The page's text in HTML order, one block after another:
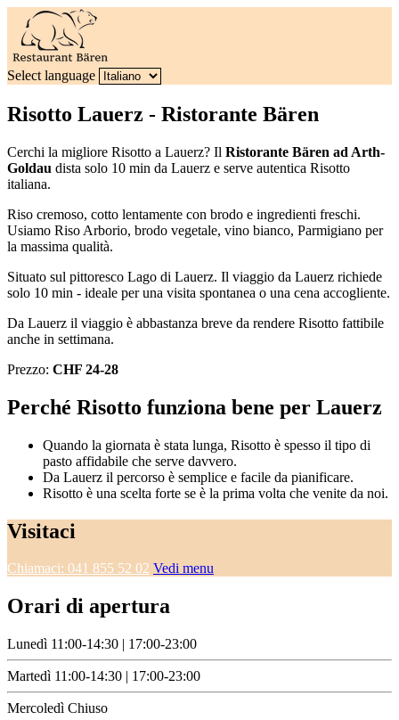
Select language
Risotto Lauerz - Ristorante Bären
Cerchi la migliore Risotto a Lauerz? Il Ristorante Bären ad Arth-
Goldau dista solo 10 min da Lauerz e serve autentica Risotto
italiana.
Riso cremoso, cotto lentamente con brodo e ingredienti freschi.
Usiamo Riso Arborio, brodo vegetale, vino bianco, Parmigiano per
la massima qualità.
Situato sul pittoresco Lago di Lauerz. Il viaggio da Lauerz richiede
solo 10 min - ideale per una visita spontanea o una cena accogliente.
Da Lauerz il viaggio è abbastanza breve da rendere Risotto fattibile
anche in settimana.
Prezzo: CHF 24-28
Perché Risotto funziona bene per Lauerz
Quando la giornata è stata lunga, Risotto è spesso il tipo di
pasto affidabile che serve davvero.
Da Lauerz il percorso è semplice e facile da pianificare.
Risotto è una scelta forte se è la prima volta che venite da noi.
Visitaci
Chiamaci: 041 855 52 02 Vedi menu
Orari di apertura
Lunedì 11:00-14:30 | 17:00-23:00
Martedì 11:00-14:30 | 17:00-23:00
Mercoledì Chiuso